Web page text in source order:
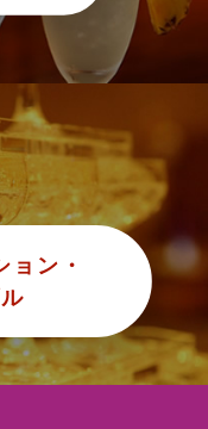
ョン・